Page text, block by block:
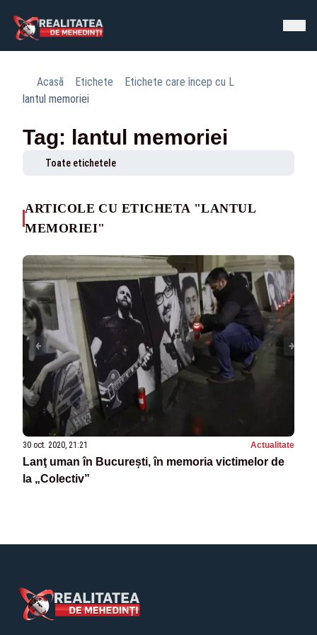
Acasă Etichete
Etichete care încep cu L
lantul memoriei
Tag: lantul memoriei
Toate etichetele
ARTICOLE CU ETICHETA "LANTUL
MEMORIEI"
30 oct. 2020, 21:21 Actualitate
Lanţ uman în București, în memoria victimelor de
la „Colectiv”